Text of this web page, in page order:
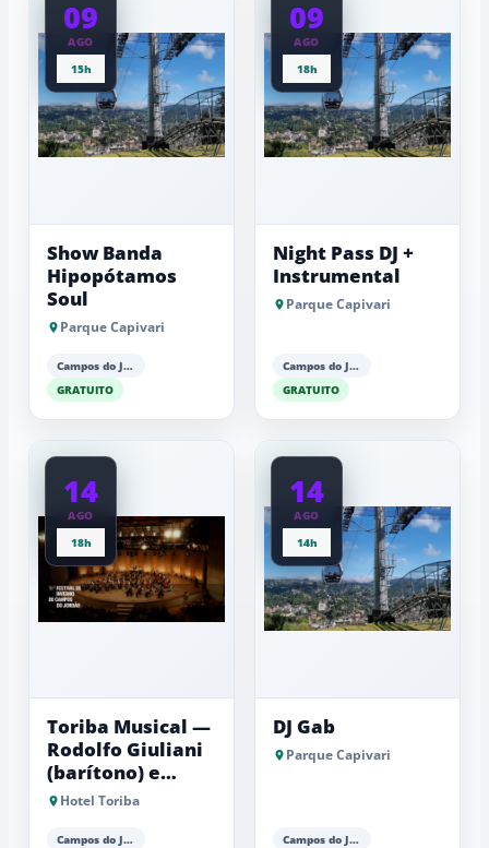
09
AGO
15h
Show Banda
Hipopótamos
Soul
Parque Capivari
Campos do Jordão
GRATUITO
09
AGO
18h
Night Pass DJ +
Instrumental
Parque Capivari
Campos do Jordão
GRATUITO
14
AGO
18h
Toriba Musical —
Rodolfo Giuliani
(barítono) e
Antonio Luiz
Hotel Toriba
Campos do Jordão
14
AGO
14h
DJ Gab
Parque Capivari
Campos do Jordão